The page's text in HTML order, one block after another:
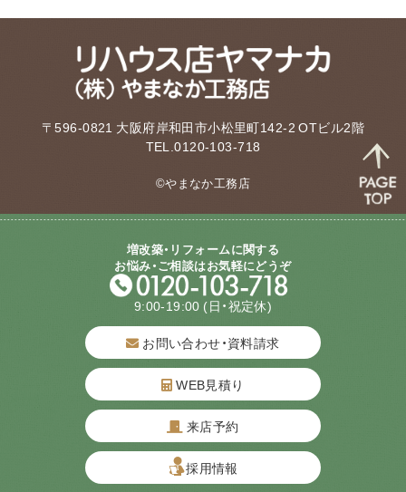
〒596-0821 大阪府岸和田市小松里町142-2 OTビル2階
TEL.0120-103-718
©やまなか工務店
増改築・リフォームに関する
お悩み・ご相談はお気軽にどうぞ
9:00-19:00 (日・祝定休)
お問い合わせ・資料請求
WEB見積り
来店予約
採用情報